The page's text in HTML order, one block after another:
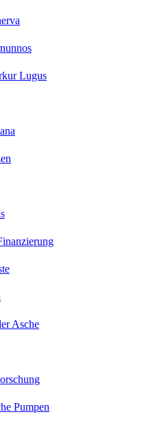
Lugus
Asche
Pumpen